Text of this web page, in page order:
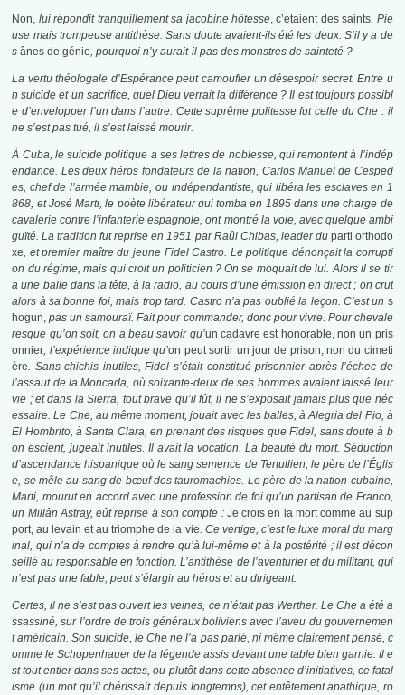
Non, lui répondit tranquillement sa jacobine hôtesse, c’étaient des saints. Pie
use mais trompeuse antithèse. Sans doute avaient-ils été les deux. S’il y a de
sânes de génie, pourquoi n’y aurait-il pas des monstres de sainteté ?
La vertu théologale d’Espérance peut camoufler un désespoir secret. Entre u
n suicide et un sacrifice, quel Dieu verrait la différence ? Il est toujours possibl
e d’envelopper l’un dans l’autre. Cette suprême politesse fut celle du Che : il
ne s’est pas tué, il s’est laissé mourir.
À Cuba, le suicide politique a ses lettres de noblesse, qui remontent à l’indép
endance. Les deux héros fondateurs de la nation, Carlos Manuel de Cesped
es, chef de l’armée mambie, ou indépendantiste, qui libéra les esclaves en 1
868, et José Marti, le poète libérateur qui tomba en 1895 dans une charge de
cavalerie contre l’infanterie espagnole, ont montré la voie, avec quelque ambi
guïté. La tradition fut reprise en 1951 par Raûl Chibas, leader du parti orthodo
xe, et premier maître du jeune Fidel Castro. Le politique dénonçait la corrupti
on du régime, mais qui croit un politicien ? On se moquait de lui. Alors il se tir
a une balle dans la tête, à la radio, au cours d’une émission en direct ; on crut
alors à sa bonne foi, mais trop tard. Castro n’a pas oublié la leçon. C’est un s
hogun,pas un samouraï. Fait pour commander, donc pour vivre. Pour chevale
resque qu’on soit, on a beau savoir qu’un cadavre est honorable, non un pris
onnier, l’expérience indique qu’on peut sortir un jour de prison, non du cimeti
ère. Sans chichis inutiles, Fidel s’était constitué prisonnier après l’échec de
l’assaut de la Moncada, où soixante-deux de ses hommes avaient laissé leur
vie ; et dans la Sierra, tout brave qu’il fût, il ne s’exposait jamais plus que néc
essaire. Le Che, au même moment, jouait avec les balles, à Alegria del Pio, à
El Hombrito, à Santa Clara, en prenant des risques que Fidel, sans doute à b
on escient, jugeait inutiles. Il avait la vocation. La beauté du mort. Séduction
d’ascendance hispanique où le sang semence de Tertullien, le père de l’Églis
e, se mêle au sang de bœuf des tauromachies. Le père de la nation cubaine,
Marti, mourut en accord avec une profession de foi qu’un partisan de Franco,
un Millân Astray, eût reprise à son compte : Je crois en la mort comme au sup
port, au levain et au triomphe de la vie. Ce vertige, c’est le luxe moral du marg
inal, qui n’a de comptes à rendre qu’à lui-même et à la postérité ; il est décon
seillé au responsable en fonction. L’antithèse de l’aventurier et du militant, qui
n’est pas une fable, peut s’élargir au héros et au dirigeant.
Certes, il ne s’est pas ouvert les veines, ce n’était pas Werther. Le Che a été a
ssassiné, sur l’ordre de trois généraux boliviens avec l’aveu du gouvernemen
t américain. Son suicide, le Che ne l’a pas parlé, ni même clairement pensé, c
omme le Schopenhauer de la légende assis devant une table bien garnie. Il e
st tout entier dans ses actes, ou plutôt dans cette absence d’initiatives, ce fatal
isme (un mot qu’il chérissait depuis longtemps), cet entêtement apathique, ro